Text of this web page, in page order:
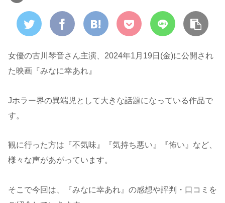
女優の古川琴音さん主演、2024年1月19日(金)に公開され
た映画『みなに幸あれ』
Jホラー界の異端児として大きな話題になっている作品で
す。
観に行った方は『不気味』『気持ち悪い』『怖い』など、
様々な声があがっています。
そこで今回は、『みなに幸あれ』の感想や評判・口コミを